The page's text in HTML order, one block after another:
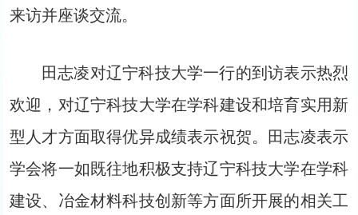
来访并座谈交流。
田志凌对辽宁科技大学一行的到访表示热烈
欢迎，对辽宁科技大学在学科建设和培育实用新
型人才方面取得优异成绩表示祝贺。田志凌表示
学会将一如既往地积极支持辽宁科技大学在学科
建设、冶金材料科技创新等方面所开展的相关工